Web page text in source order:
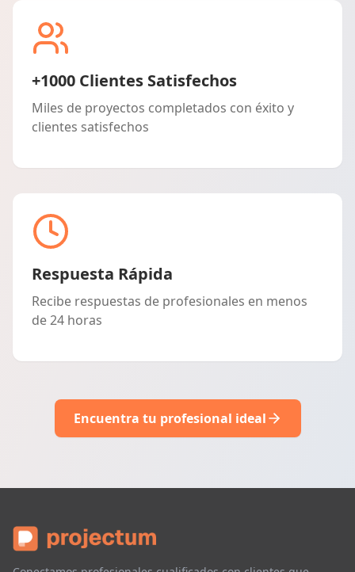
+1000 Clientes Satisfechos
Miles de proyectos completados con éxito y
clientes satisfechos
Respuesta Rápida
Recibe respuestas de profesionales en menos
de 24 horas
Encuentra tu profesional ideal